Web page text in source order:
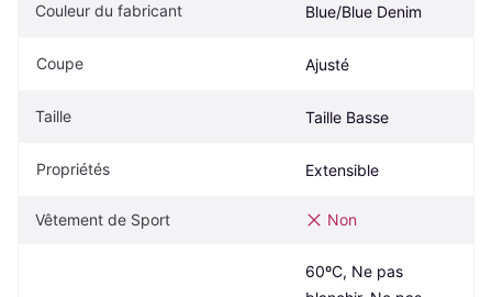
Couleur du fabricant Blue/Blue Denim
Coupe Ajusté
Taille Taille Basse
Propriétés Extensible
Vêtement de Sport Non
60ºC, Ne pas